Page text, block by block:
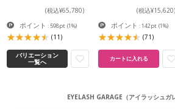
(税込¥65,780)
ポイント : 598pt (1%)
(11)
バリエーション
一覧へ
(税込¥15,620)
ポイント : 142pt (1%)
(71)
カートに入れる
EYELASH GARAGE（アイラッシュ